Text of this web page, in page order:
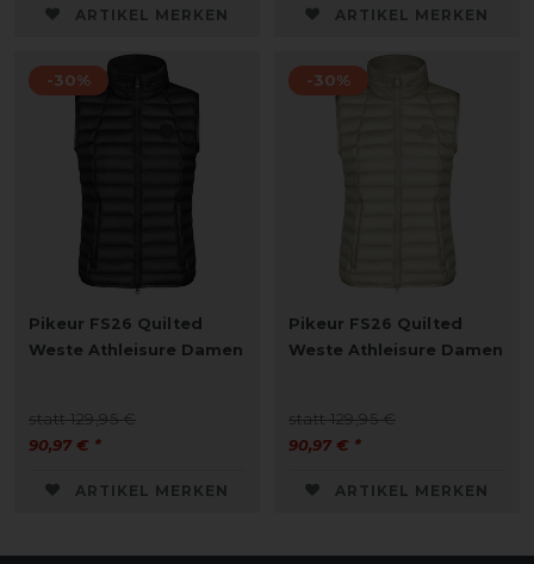
ARTIKEL MERKEN ARTIKEL MERKEN
-30%
Pikeur FS26 Quilted
Weste Athleisure Damen
statt 129,95 €
90,97 € *
ARTIKEL MERKEN
-30%
Pikeur FS26 Quilted
Weste Athleisure Damen
statt 129,95 €
90,97 € *
ARTIKEL MERKEN